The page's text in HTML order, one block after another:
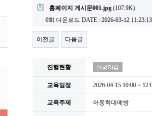
첨부파일
홈페이지 게시문001.jpg (107.9K)
0회 다운로드 DATE : 2026-03-12 11:23:13
이전글 다음글
진행현황
교육일정 2026-04-15 10:00 ~
교육주제 아동학대예방